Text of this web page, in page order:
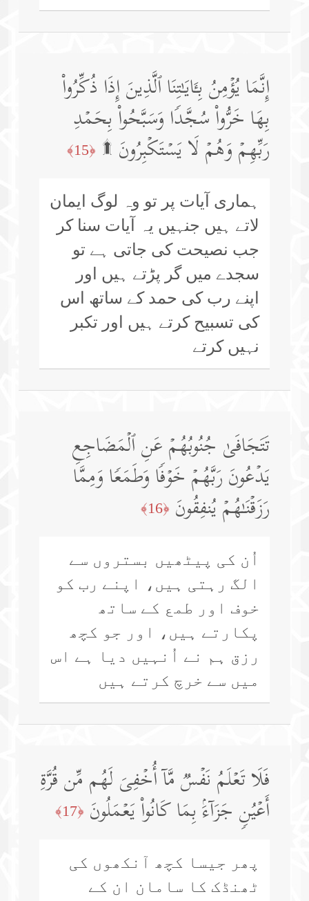
إِنَّمَا یُؤۡمِنُ بِـَٔایَـٰتِنَا ٱلَّذِینَ إِذَا ذُكِّرُوا۟
بِهَا خَرُّوا۟ سُجَّدࣰا وَسَبَّحُوا۟ بِحَمۡدِ
رَبِّهِمۡ وَهُمۡ لَا یَسۡتَكۡبِرُونَ ۩ ﴿15﴾
ہماری آیات پر تو وہ لوگ ایمان
لاتے ہیں جنہیں یہ آیات سنا کر
جب نصیحت کی جاتی ہے تو
سجدے میں گر پڑتے ہیں اور
اپنے رب کی حمد کے ساتھ اس
کی تسبیح کرتے ہیں اور تکبر
نہیں کرتے
تَتَجَافَىٰ جُنُوبُهُمۡ عَنِ ٱلۡمَضَاجِعِ
یَدۡعُونَ رَبَّهُمۡ خَوۡفࣰا وَطَمَعࣰا وَمِمَّا
رَزَقۡنَـٰهُمۡ یُنفِقُونَ ﴿16﴾
اُن کی پیٹھیں بستروں سے
الگ رہتی ہیں، اپنے رب کو
خوف اور طمع کے ساتھ
پکارتے ہیں، اور جو کچھ
رزق ہم نے اُنہیں دیا ہے اس
میں سے خرچ کرتے ہیں
فَلَا تَعۡلَمُ نَفۡسࣱ مَّاۤ أُخۡفِیَ لَهُم مِّن قُرَّةِ
أَعۡیُنࣲ جَزَاۤءَۢ بِمَا كَانُوا۟ یَعۡمَلُونَ ﴿17﴾
پھر جیسا کچھ آنکھوں کی
ٹھنڈک کا سامان ان کے